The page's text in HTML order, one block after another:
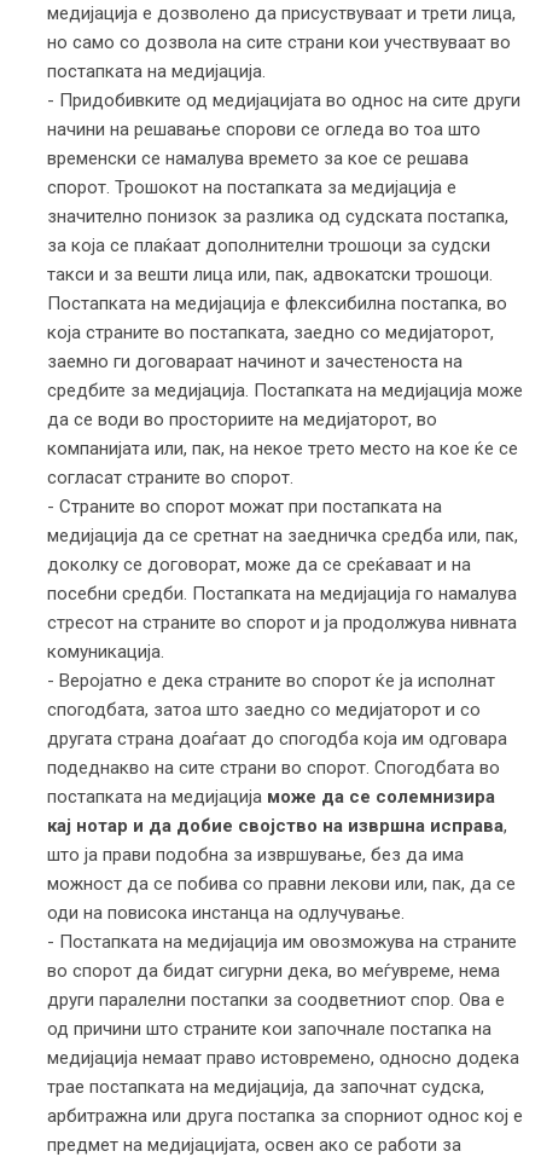
медијација е дозволено да присуствуваат и трети лица,
но само со дозвола на сите страни кои учествуваат во
постапката на медијација.
- Придобивките од медијацијата во однос на сите други
начини на решавање спорови се огледа во тоа што
временски се намалува времето за кое се решава
спорот. Трошокот на постапката за медијација е
значително понизок за разлика од судската постапка,
за која се плаќаат дополнителни трошоци за судски
такси и за вешти лица или, пак, адвокатски трошоци.
Постапката на медијација е флексибилна постапка, во
која страните во постапката, заедно со медијаторот,
заемно ги договараат начинот и зачестеноста на
средбите за медијација. Постапката на медијација може
да се води во просториите на медијаторот, во
компанијата или, пак, на некое трето место на кое ќе се
согласат страните во спорот.
- Страните во спорот можат при постапката на
медијација да се сретнат на заедничка средба или, пак,
доколку се договорат, може да се среќаваат и на
посебни средби. Постапката на медијација го намалува
стресот на страните во спорот и ја продолжува нивната
комуникација.
- Веројатно е дека страните во спорот ќе ја исполнат
спогодбата, затоа што заедно со медијаторот и со
другата страна доаѓаат до спогодба која им одговара
подеднакво на сите страни во спорот. Спогодбата во
постапката на медијација може да се солемнизира
кај нотар и да добие својство на извршна исправа,
што ја прави подобна за извршување, без да има
можност да се побива со правни лекови или, пак, да се
оди на повисока инстанца на одлучување.
- Постапката на медијација им овозможува на страните
во спорот да бидат сигурни дека, во меѓувреме, нема
други паралелни постапки за соодветниот спор. Ова е
од причини што страните кои започнале постапка на
медијација немаат право истовремено, односно додека
трае постапката на медијација, да започнат судска,
арбитражна или друга постапка за спорниот однос кој е
предмет на медијацијата, освен ако се работи за